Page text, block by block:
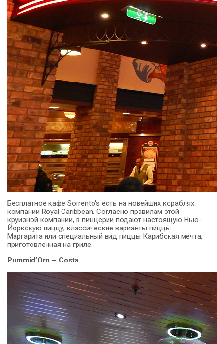
Бесплатное кафе Sorrento's есть на новейших кораблях
компании Royal Caribbean. Согласно правилам этой
круизной компании, в пиццерии подают настоящую Нью-
Йоркскую пиццу, классические варианты пиццы
Маргарита или специальный вид пиццы Карибская мечта,
приготовленная на гриле.
Pummid’Oro – Costa